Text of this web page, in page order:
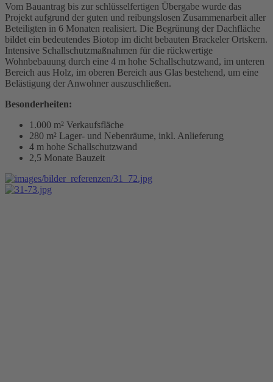
Vom Bauantrag bis zur schlüsselfertigen Übergabe wurde das
Projekt aufgrund der guten und reibungslosen Zusammenarbeit aller
Beteiligten in 6 Monaten realisiert. Die Begrünung der Dachfläche
bildet ein bedeutendes Biotop im dicht bebauten Brackeler Ortskern.
Intensive Schallschutzmaßnahmen für die rückwertige
Wohnbebauung durch eine 4 m hohe Schallschutzwand, im unteren
Bereich aus Holz, im oberen Bereich aus Glas bestehend, um eine
Belästigung der Anwohner auszuschließen.
Besonderheiten:
1.000 m² Verkaufsfläche
280 m² Lager- und Nebenräume, inkl. Anlieferung
4 m hohe Schallschutzwand
2,5 Monate Bauzeit